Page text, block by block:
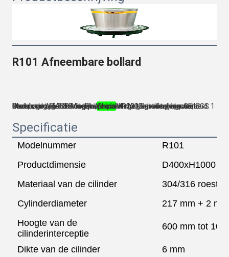
R101 Afneembare bollard
Merknaam: ZASP Modelnummer: R101 Certificering: CE, SGS Oorsprongsgebied: HeBei,China
Minimale bestelhoeveelheid: 1 stuk/stuk Voorzieningscapaciteit: 2000 stuks per maand Leveringstijd: 5-15 dagen Verpakkingsgegevens: Houten dozen, dozen afhankelijk van de afmetingordergegevens
Specificatie
Modelnummer
R101
Productdimensie
D400xH1000
Materiaal van de cilinder
304/316
Cylinderdiameter
217 mm + 2 mm
Hoogte van de
cilinderinterceptie
600 mm tot
Dikte van de cilinder
6 mm